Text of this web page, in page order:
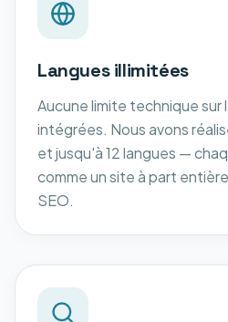
Langues illimitées
Aucune limite technique sur
intégrées. Nous avons
et jusqu'à 12 langues —
comme un site à part
SEO.